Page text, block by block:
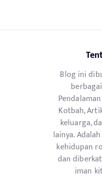
Blog ini
Kotbah,
keluarga,
lainya.
kehidupan
dan
iman